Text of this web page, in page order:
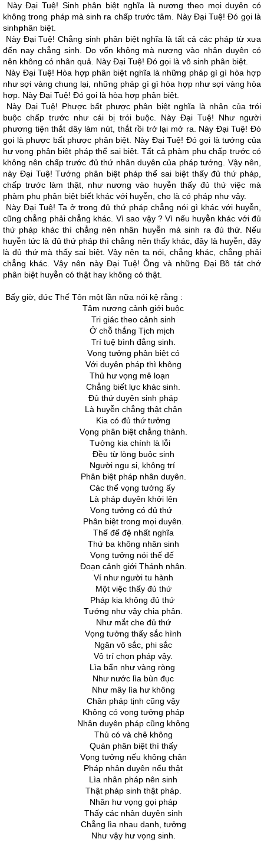
Này Ðại Tuệ! Sinh phân biệt nghĩa là nương theo mọi duyên có
không trong pháp mà sinh ra chấp trước tâm. Này Ðại Tuệ! Ðó gọi là
sinhphân biệt.
Này Ðại Tuệ! Chẳng sinh phân biệt nghĩa là tất cả các pháp từ xưa
đến nay chẳng sinh. Do vốn không mà nương vào nhân duyên có
nên không có nhân quả. Này Ðại Tuệ! Ðó gọi là vô sinh phân biệt.
Này Ðại Tuệ! Hòa hợp phân biệt nghĩa là những pháp gì gì hòa hợp
như sợi vàng chung lại, những pháp gì gì hòa hợp như sợi vàng hòa
hợp. Này Ðại Tuệ! Ðó gọi là hòa hợp phân biệt.
Này Ðại Tuệ! Phược bất phược phân biệt nghĩa là nhân của trói
buộc chấp trước như cái bị trói buộc. Này Ðại Tuệ! Như người
phương tiện thắt dây làm nút, thắt rồi trở lại mở ra. Này Ðại Tuệ! Ðó
gọi là phược bất phược phân biệt. Này Ðại Tuệ! Ðó gọi là tướng của
hư vọng phân biệt pháp thể sai biệt. Tất cả phàm phu chấp trước có
không nên chấp trước đủ thứ nhân duyên của pháp tướng. Vậy nên,
này Ðại Tuệ! Tướng phân biệt pháp thể sai biệt thấy đủ thứ pháp,
chấp trước làm thật, như nương vào huyễn thấy đủ thứ việc mà
phàm phu phân biệt biết khác với huyễn, cho là có pháp như vậy.
Này Ðại Tuệ! Ta ở trong đủ thứ pháp chẳng nói gì khác với huyễn,
cũng chẳng phải chẳng khác. Vì sao vậy ? Vì nếu huyễn khác với đủ
thứ pháp khác thì chẳng nên nhân huyễn mà sinh ra đủ thứ. Nếu
huyễn tức là đủ thứ pháp thì chẳng nên thấy khác, đây là huyễn, đây
là đủ thứ mà thấy sai biệt. Vậy nên ta nói, chẳng khác, chẳng phải
chẳng khác. Vậy nên này Ðại Tuệ! Ông và những Ðại Bồ tát chớ
phân biệt huyễn có thật hay không có thật.
Bấy giờ, đức Thế Tôn một lần nữa nói kệ rằng :
Tâm nương cảnh giới buộc
Tri giác theo cảnh sinh
Ở chỗ thắng Tịch mịch
Trí tuệ bình đẳng sinh.
Vọng tưởng phân biệt có
Với duyên pháp thì không
Thủ hư vọng mê loạn
Chẳng biết lực khác sinh.
Ðủ thứ duyên sinh pháp
Là huyễn chẳng thật chân
Kia có đủ thứ tưởng
Vọng phân biệt chẳng thành.
Tưởng kia chính là lỗi
Ðều từ lòng buộc sinh
Người ngu si, không trí
Phân biệt pháp nhân duyên.
Các thể vọng tưởng ấy
Là pháp duyên khởi lên
Vọng tưởng có đủ thứ
Phân biệt trong mọi duyên.
Thế đế đệ nhất nghĩa
Thứ ba không nhân sinh
Vọng tưởng nói thế đế
Ðoạn cảnh giới Thánh nhân.
Ví như người tu hành
Một việc thấy đủ thứ
Pháp kia không đủ thứ
Tướng như vậy chia phân.
Như mắt che đủ thứ
Vọng tưởng thấy sắc hình
Ngăn vô sắc, phi sắc
Vô trí chọn pháp vậy.
Lìa bẩn như vàng ròng
Như nước lìa bùn đục
Như mây lìa hư không
Chân pháp tịnh cũng vậy
Không có vọng tưởng pháp
Nhân duyên pháp cũng không
Thủ có và chê không
Quán phân biệt thì thấy
Vọng tưởng nếu không chân
Pháp nhân duyên nếu thật
Lìa nhân pháp nên sinh
Thật pháp sinh thật pháp.
Nhân hư vọng gọi pháp
Thấy các nhân duyên sinh
Chẳng lìa nhau danh, tưởng
Như vậy hư vọng sinh.